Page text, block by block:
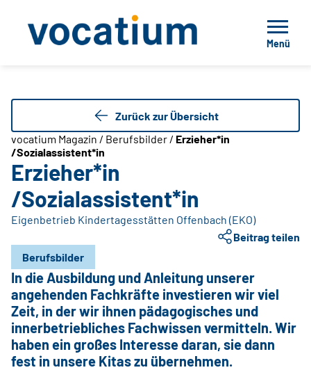
Menü
Zurück zur Übersicht
vocatium Magazin / Berufsbilder / Erzieher*in
/Sozialassistent*in
Erzieher*in
/Sozialassistent*in
Eigenbetrieb Kindertagesstätten Offenbach (EKO)
Kindertagesstätten Offenbach (EKO)
Beitrag teilen
Berufsbilder
In die Ausbildung und Anleitung unserer
angehenden Fachkräfte investieren wir viel
Zeit, in der wir ihnen pädagogisches und
innerbetriebliches Fachwissen vermitteln. Wir
haben ein großes Interesse daran, sie dann
fest in unsere Kitas zu übernehmen.